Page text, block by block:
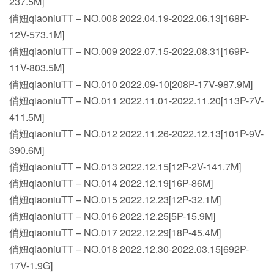
俏妞qiaoniuTT – NO.008 2022.04.19-2022.06.13[168P-
12V-573.1M]
俏妞qiaoniuTT – NO.009 2022.07.15-2022.08.31[169P-
11V-803.5M]
俏妞qiaoniuTT – NO.010 2022.09-10[208P-17V-987.9M]
俏妞qiaoniuTT – NO.011 2022.11.01-2022.11.20[113P-7V-
411.5M]
俏妞qiaoniuTT – NO.012 2022.11.26-2022.12.13[101P-9V-
390.6M]
俏妞qiaoniuTT – NO.013 2022.12.15[12P-2V-141.7M]
俏妞qiaoniuTT – NO.014 2022.12.19[16P-86M]
俏妞qiaoniuTT – NO.015 2022.12.23[12P-32.1M]
俏妞qiaoniuTT – NO.016 2022.12.25[5P-15.9M]
俏妞qiaoniuTT – NO.017 2022.12.29[18P-45.4M]
俏妞qiaoniuTT – NO.018 2022.12.30-2022.03.15[692P-
17V-1.9G]